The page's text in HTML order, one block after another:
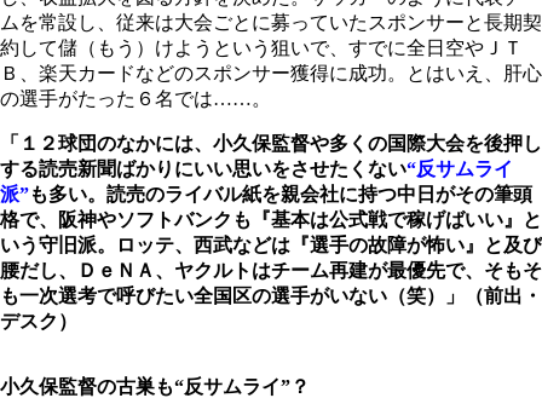
ムを常設し、従来は大会ごとに募っていたスポンサーと長期契
約して儲（もう）けようという狙いで、すでに全日空やＪＴ
Ｂ、楽天カードなどのスポンサー獲得に成功。とはいえ、肝心
の選手がたった６名では……。
「１２球団のなかには、小久保監督や多くの国際大会を後押し
する読売新聞ばかりにいい思いをさせたくない“反サムライ
派”も多い。読売のライバル紙を親会社に持つ中日がその筆頭
格で、阪神やソフトバンクも『基本は公式戦で稼げばいい』と
いう守旧派。ロッテ、西武などは『選手の故障が怖い』と及び
腰だし、ＤｅＮＡ、ヤクルトはチーム再建が最優先で、そもそ
も一次選考で呼びたい全国区の選手がいない（笑）」（前出・
デスク）
小久保監督の古巣も“反サムライ”？